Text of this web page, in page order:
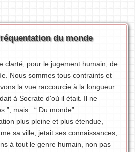
du monde
clarté, pour le jugement humain, de
Nous sommes tous contraints et
la vue raccourcie à la longueur
à Socrate d'où il était. Il ne
”, mais : “ Du monde”.
plus pleine et plus étendue,
sa ville, jetait ses connaissances,
à tout le genre humain, non pas